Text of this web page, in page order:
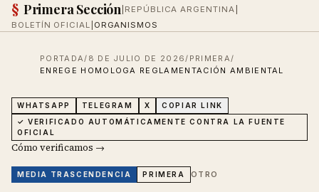
§ Primera Sección REPÚBLICA ARGENTINA
BOLETÍN OFICIAL ORGANISMOS
PORTADA/ 8 DE JULIO DE 2026/ PRIMERA/
ENREGE HOMOLOGA REGLAMENTACIÓN AMBIENTAL
WHATSAPP TELEGRAM X
COPIAR LINK
✓ VERIFICADO AUTOMÁTICAMENTE CONTRA LA FUENTE
OFICIAL
Cómo verificamos →
MEDIA TRASCENDENCIA PRIMERA OTRO